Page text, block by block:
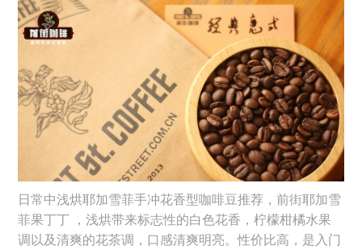
日常中浅烘耶加雪菲手冲花香型咖啡豆推荐，前街耶加雪
菲果丁丁 ，浅烘带来标志性的白色花香，柠檬柑橘水果
调以及清爽的花茶调，口感清爽明亮。性价比高，是入门